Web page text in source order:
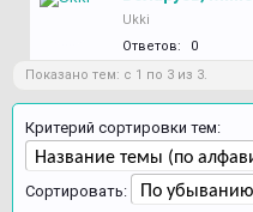
Ukki
Ответов:
0
Показано тем: с 1 по 3 из 3.
Критерий сортировки тем:
Сортировать: